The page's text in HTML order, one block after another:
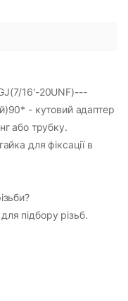
16'-20UNF)---
- кутовий адаптер
або трубку.
для фіксації в
підбору різьб.